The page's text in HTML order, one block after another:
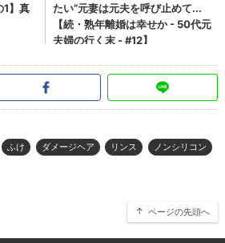
ふけ ダメージヘア リンス ノンシリコン
ページの先頭へ